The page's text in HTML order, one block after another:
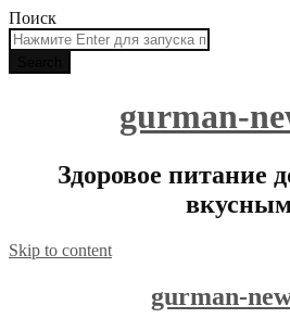
Поиск
gurman-
Здоровое питание
Skip to content
gurman-